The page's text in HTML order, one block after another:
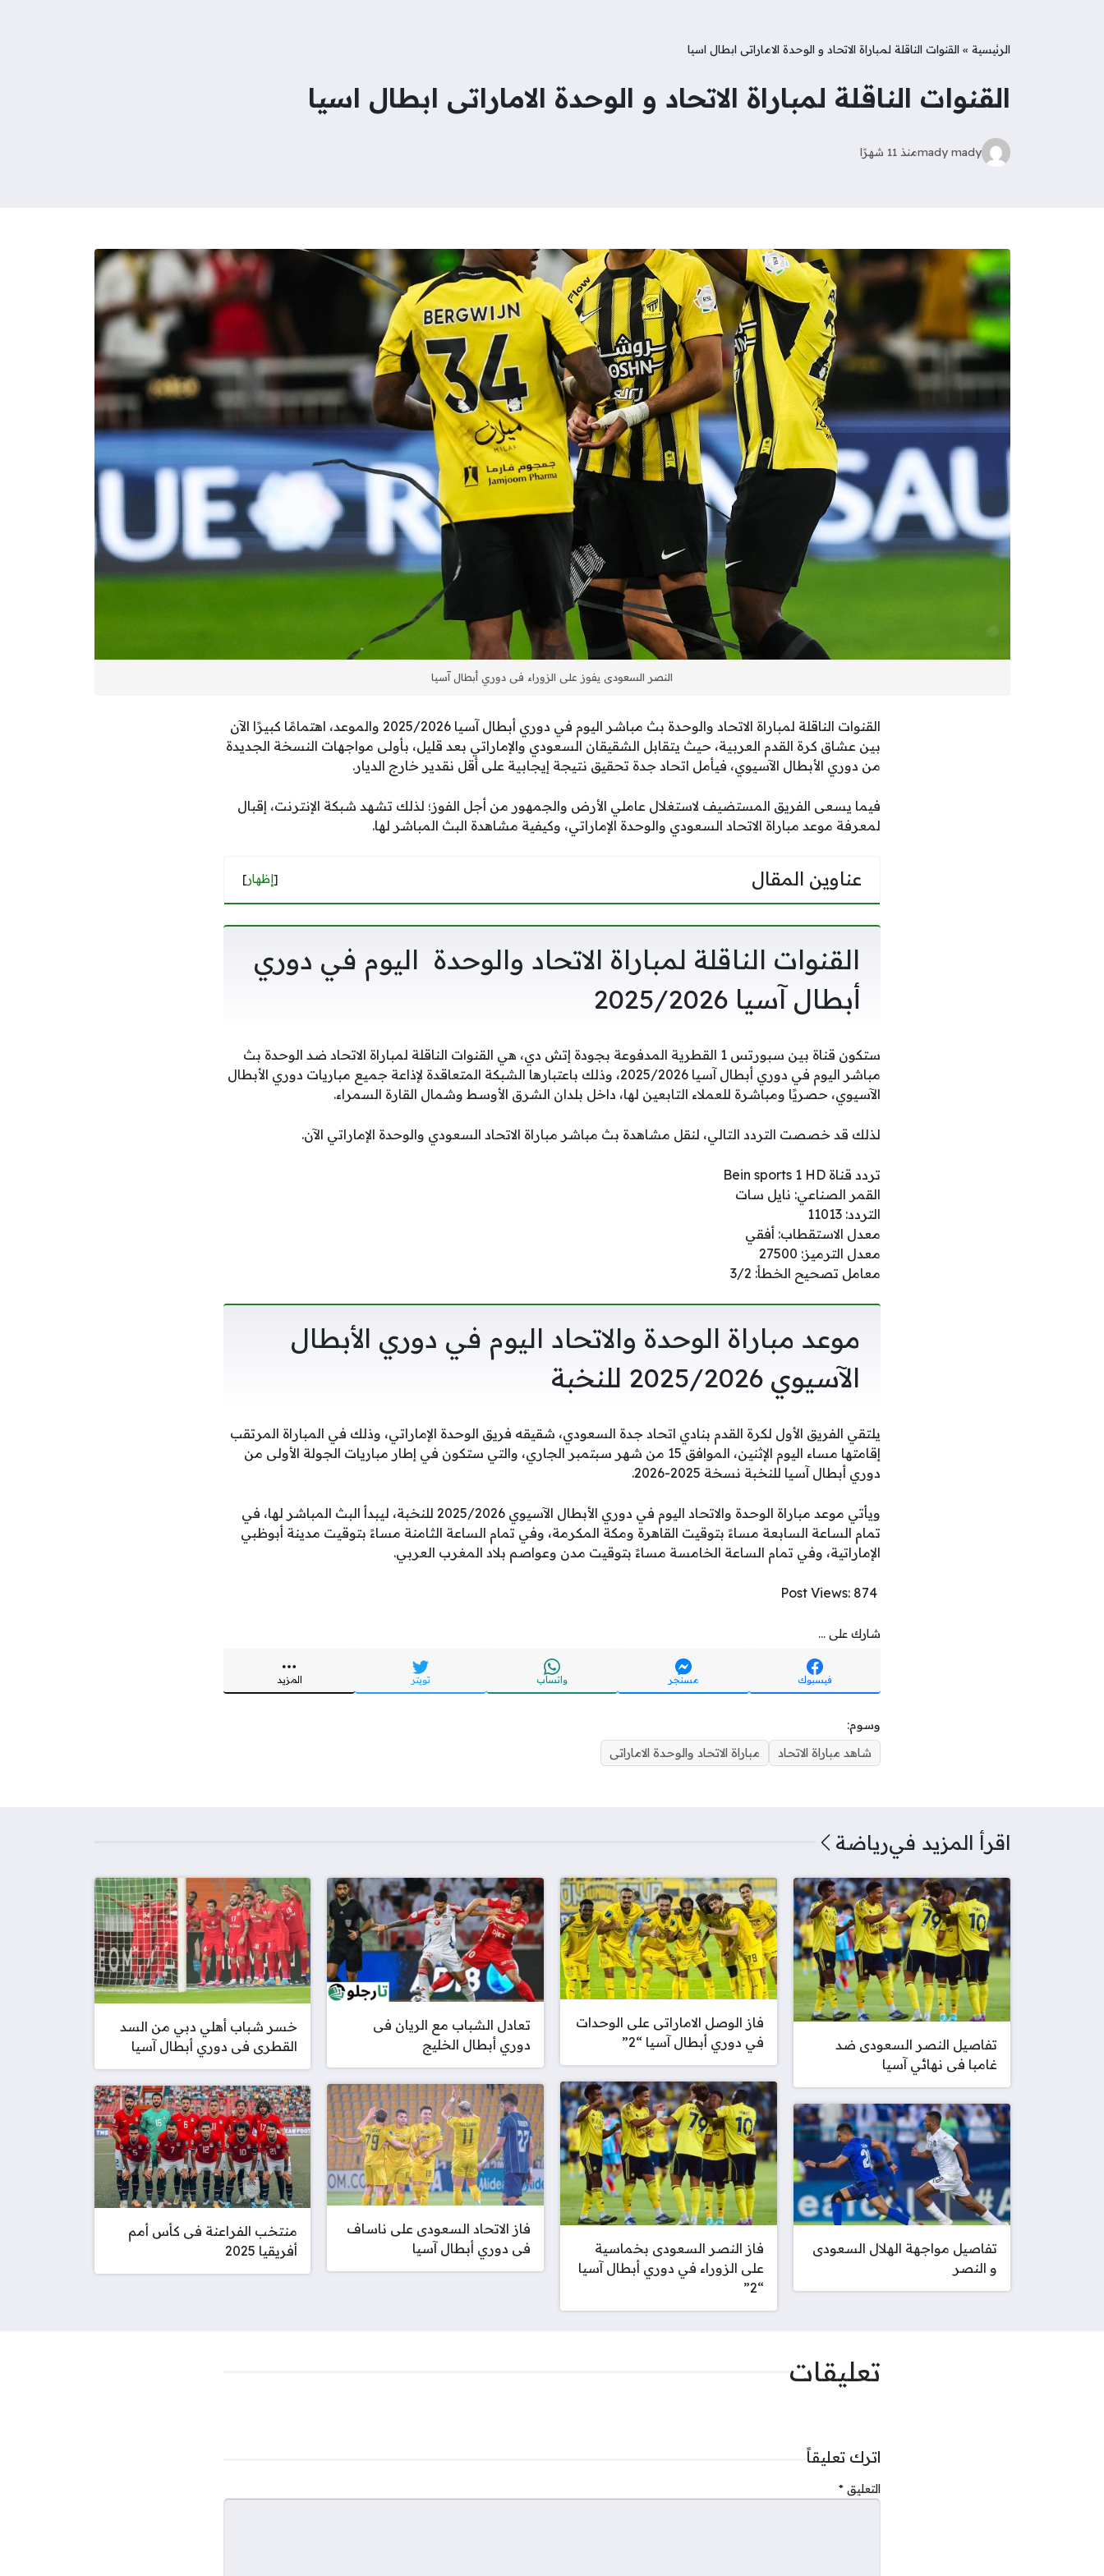
الرئيسية » القنوات الناقلة لمباراة الاتحاد و الوحدة الاماراتى ابطال اسيا
القنوات الناقلة لمباراة الاتحاد و الوحدة الاماراتى ابطال اسيا
mady madyمنذ 11 شهرًا
النصر السعودى يفوز على الزوراء فى دوري أبطال آسيا
القنوات الناقلة لمباراة الاتحاد والوحدة بث مباشر اليوم في دوري أبطال آسيا 2025/2026 والموعد، اهتمامًا كبيرًا الآن
بين عشاق كرة القدم العربية، حيث يتقابل الشقيقان السعودي والإماراتي بعد قليل، بأولى مواجهات النسخة الجديدة
من دوري الأبطال الآسيوي، فيأمل اتحاد جدة تحقيق نتيجة إيجابية على أقل نقدير خارج الديار.
فيما يسعى الفريق المستضيف لاستغلال عاملي الأرض والجمهور من أجل الفوز؛ لذلك تشهد شبكة الإنترنت، إقبال
لمعرفة موعد مباراة الاتحاد السعودي والوحدة الإماراتي، وكيفية مشاهدة البث المباشر لها.
عناوين المقال [إظهار]
القنوات الناقلة لمباراة الاتحاد والوحدة اليوم في دوري
أبطال آسيا 2025/2026
ستكون قناة بين سبورتس 1 القطرية المدفوعة بجودة إتش دي، هي القنوات الناقلة لمباراة الاتحاد ضد الوحدة بث
مباشر اليوم في دوري أبطال آسيا 2025/2026، وذلك باعتبارها الشبكة المتعاقدة لإذاعة جميع مباريات دوري الأبطال
الآسيوي، حصريًا ومباشرة للعملاء التابعين لها، داخل بلدان الشرق الأوسط وشمال القارة السمراء.
لذلك قد خصصت التردد التالي، لنقل مشاهدة بث مباشر مباراة الاتحاد السعودي والوحدة الإماراتي الآن.
تردد قناة Bein sports 1 HD
القمر الصناعي: نايل سات
التردد: 11013
معدل الاستقطاب: أفقي
معدل الترميز: 27500
معامل تصحيح الخطأ: 3/2
موعد مباراة الوحدة والاتحاد اليوم في دوري الأبطال
الآسيوي 2025/2026 للنخبة
يلتقي الفريق الأول لكرة القدم بنادي اتحاد جدة السعودي، شقيقه فريق الوحدة الإماراتي، وذلك في المباراة المرتقب
إقامتها مساء اليوم الإثنين، الموافق 15 من شهر سبتمبر الجاري، والتي ستكون في إطار مباريات الجولة الأولى من
دوري أبطال آسيا للنخبة نسخة 2025-2026.
ويأتي موعد مباراة الوحدة والاتحاد اليوم في دوري الأبطال الآسيوي 2025/2026 للنخبة، ليبدأ البث المباشر لها، في
تمام الساعة السابعة مساءً بتوقيت القاهرة ومكة المكرمة، وفي تمام الساعة الثامنة مساءً بتوقيت مدينة أبوظبي
الإماراتية، وفي تمام الساعة الخامسة مساءً بتوقيت مدن وعواصم بلاد المغرب العربي.
Post Views: 874
شارك على ...
فيسبوك مسنجر واتساب تويتر المزيد
وسوم:
شاهد مباراة الاتحاد
مباراة الاتحاد والوحدة الاماراتى
اقرأ المزيد فيرياضة
تفاصيل النصر السعودى ضد
غامبا فى نهائي آسيا
تفاصيل مواجهة الهلال السعودى
و النصر
فاز الوصل الاماراتى على الوحدات
في دوري أبطال آسيا “2”
فاز النصر السعودى بخماسية
على الزوراء في دوري أبطال آسيا
“2”
تعادل الشباب مع الريان فى
دوري أبطال الخليج
فاز الاتحاد السعودى على ناساف
فى دوري أبطال آسيا
خسر شباب أهلي دبي من السد
القطرى فى دوري أبطال آسيا
منتخب الفراعنة فى كأس أمم
أفريقيا 2025
تعليقات
اترك تعليقاً
التعليق *